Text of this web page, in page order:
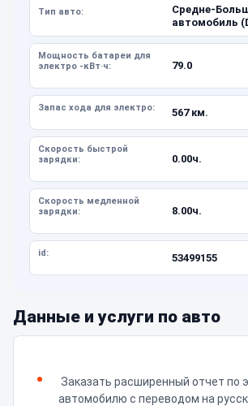
Тип авто:
Средне-
автомобиль
Мощность батареи для
электро -кВт·ч:
79.0
Запас хода для электро: 567 км.
Скорость быстрой
зарядки:
0.00ч.
Скорость медленной
зарядки:
8.00ч.
id: 53499155
Данные и услуги по авто
Заказать расширенный отчет по
автомобилю с переводом на